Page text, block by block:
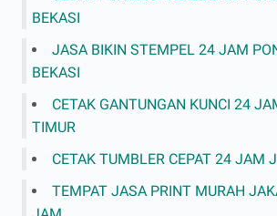
BEKASI
JASA BIKIN STEMPEL 24 JAM
BEKASI
CETAK GANTUNGAN KUNCI 24
TIMUR
CETAK TUMBLER CEPAT 24 JAM
TEMPAT JASA PRINT MURAH